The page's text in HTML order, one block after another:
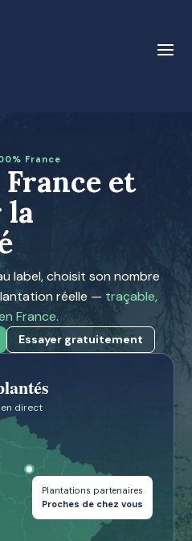
France
France et
la
label, choisit son nombre
réelle — traçable,
France.
Essayer gratuitement
direct
Plantations partenaires
Proches de chez vous